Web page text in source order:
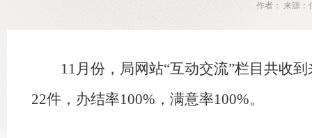
作者： 来源
11月份，局网站“互动交流”栏目共收
22件，办结率100%，满意率100%。